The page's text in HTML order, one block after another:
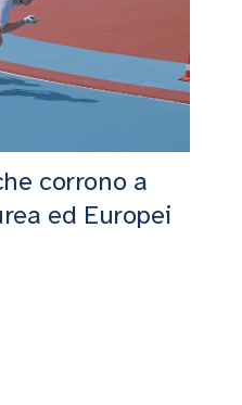
corrono a
ed Europei